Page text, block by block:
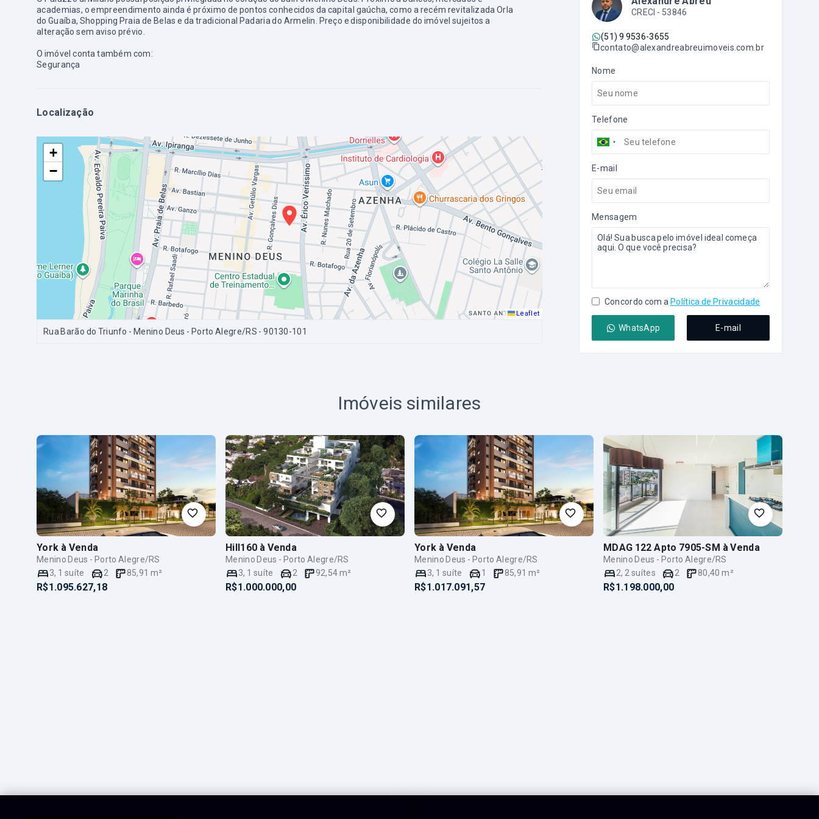
academias, o empreendimento ainda é próximo de pontos conhecidos da capital gaúcha, como a recém revitalizada Orla
do Guaíba, Shopping Praia de Belas e da tradicional Padaria do Armelin. Preço e disponibilidade do imóvel sujeitos a
alteração sem aviso prévio.
O imóvel conta também com:
Segurança
Localização
+
−
Leaflet
Rua Barão do Triunfo - Menino Deus - Porto Alegre/RS - 90130-101
CRECI - 53846
(51) 9 9536-3655
contato@alexandreabreuimoveis.com.br
Nome
Telefone
E-mail
Mensagem
Concordo com a Política de Privacidade
WhatsApp E-mail
Imóveis similares
York à Venda
Menino Deus - Porto Alegre/RS
3, 1 suíte 2 85,91 m²
R$1.095.627,18
Hill160 à Venda
Menino Deus - Porto Alegre/RS
3, 1 suíte 2 92,54m²
R$1.000.000,00
York à Venda
Menino Deus - Porto Alegre/RS
3, 1 suíte 1 85,91 m²
R$1.017.091,57
MDAG 122 Apto 7905-SM à Venda
Menino Deus - Porto Alegre/RS
2, 2 suítes 2 80,40 m²
R$1.198.000,00